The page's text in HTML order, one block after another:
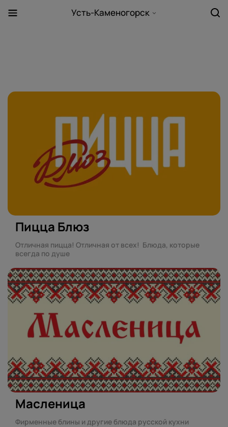
Усть-Каменогорск
Пицца Блюз
Отличная пицца! Отличная от всех! Блюда, которые
всегда по душе
Масленица
Фирменные блины и другие блюда русской кухни